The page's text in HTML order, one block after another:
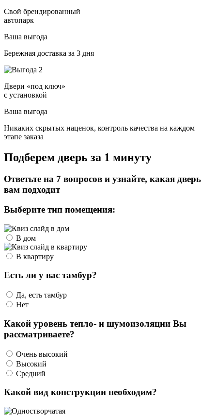
Свой брендированный
автопарк
Ваша выгода
Бережная доставка за 3 дня
Двери «под ключ»
с установкой
Ваша выгода
Никаких скрытых наценок, контроль качества на каждом
этапе заказа
Подберем дверь за 1 минуту
Ответьте на 7 вопросов и узнайте, какая дверь
вам подходит
Выберите тип помещения:
В дом
В квартиру
Есть ли у вас тамбур?
Да, есть тамбур
Нет
Какой уровень тепло- и шумоизоляции Вы
рассматриваете?
Очень высокий
Высокий
Средний
Какой вид конструкции необходим?